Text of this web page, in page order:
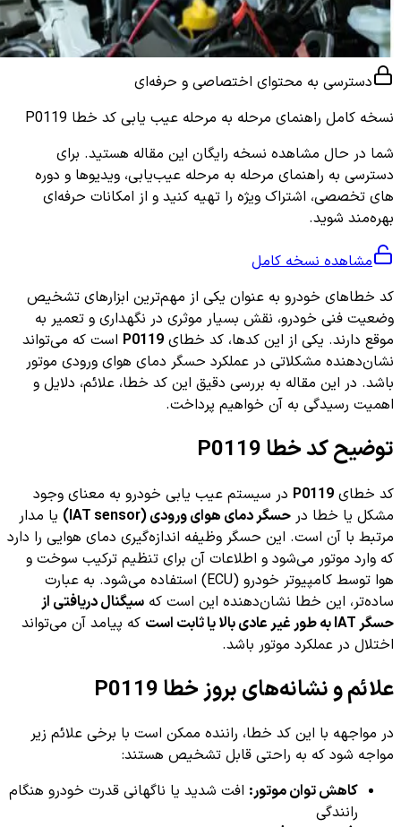
دسترسی به محتوای اختصاصی و حرفه‌ای
نسخه کامل راهنمای مرحله به مرحله عیب یابی کد خطا P0119
شما در حال مشاهده نسخه رایگان این مقاله هستید. برای
دسترسی به راهنمای مرحله به مرحله عیب‌یابی، ویدیوها و دوره
های تخصصی، اشتراک ویژه را تهیه کنید و از امکانات حرفه‌ای
بهره‌مند شوید.
مشاهده نسخه کامل
کد خطاهای خودرو به عنوان یکی از مهم‌ترین ابزارهای تشخیص
وضعیت فنی خودرو، نقش بسیار موثری در نگهداری و تعمیر به
موقع دارند. یکی از این کدها، کد خطای P0119 است که می‌تواند
نشان‌دهنده مشکلاتی در عملکرد حسگر دمای هوای ورودی موتور
باشد. در این مقاله به بررسی دقیق این کد خطا، علائم، دلایل و
اهمیت رسیدگی به آن خواهیم پرداخت.
توضیح کد خطا P0119
کد خطای P0119 در سیستم عیب یابی خودرو به معنای وجود
مشکل یا خطا در حسگر دمای هوای ورودی (IAT sensor)
یا مدار
مرتبط با آن است. این حسگر وظیفه اندازه‌گیری دمای هوایی را دارد
که وارد موتور می‌شود و اطلاعات آن برای تنظیم ترکیب سوخت و
هوا توسط کامپیوتر خودرو (ECU) استفاده می‌شود. به عبارت
ساده‌تر، این خطا نشان‌دهنده این است که سیگنال دریافتی از
حسگر IAT به طور غیر عادی بالا یا ثابت است
که پیامد آن می‌تواند
اختلال در عملکرد موتور باشد.
علائم و نشانه‌های بروز خطا P0119
در مواجهه با این کد خطا، راننده ممکن است با برخی علائم زیر
مواجه شود که به راحتی قابل تشخیص هستند:
کاهش توان موتور: افت شدید یا ناگهانی قدرت خودرو هنگام
رانندگی